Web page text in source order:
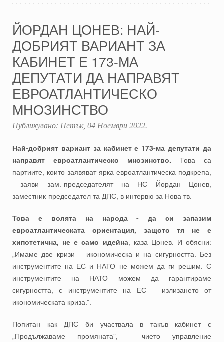
ЙОРДАН ЦОНЕВ: НАЙ-
ДОБРИЯТ ВАРИАНТ ЗА
КАБИНЕТ Е 173-МА
ДЕПУТАТИ ДА НАПРАВЯТ
ЕВРОАТЛАНТИЧЕСКО
МНОЗИНСТВО
Публикувано: Петък, 04 Ноември 2022.
Най-добрият вариант за кабинет е 173-ма депутати да
направят евроатлантическо мнозинство. Това са
партиите, които заявяват ярка евроатлантическа подкрепа,
заяви зам.-председателят на НС Йордан Цонев,
заместник-председател та ДПС, в интервю за Нова тв.
Това е волята на народа - да си запазим
евроатлантическата ориентация, защото тя не е
хипотетична, не е само идейна, каза Цонев. И обясни:
„Имаме две кризи – икономическа и на сигурността. Без
инструментите на ЕС и НАТО не можем да ги решим. С
инструментите на НАТО можем да гарантираме
сигурността, с инструментите на ЕС – излизането от
икономическата криза.”.
Попитан как ДПС би участвала в такъв кабинет с
„Продължаваме промяната”, чието управление